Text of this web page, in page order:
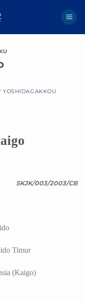
YOSHIDAGAKKOU
SKJK/003/2003/CB
Timur
(Kaigo)